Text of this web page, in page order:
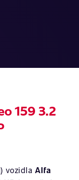
159 3.2
vozidlaAlfa